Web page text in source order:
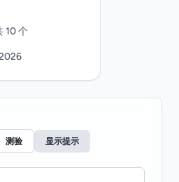
10 个
测验 显示提示